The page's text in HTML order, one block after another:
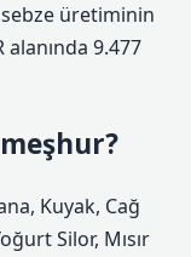
sebze üretiminin
alanında 9.477
Kuyak, Cağ
Silor, Mısır